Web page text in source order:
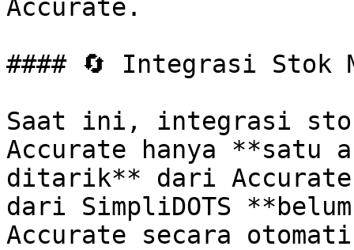
Accurate.
#### 🔄 Integrasi Stok
Saat ini, integrasi stok
Accurate hanya **satu
ditarik** dari Accurate
dari SimpliDOTS
Accurate secara